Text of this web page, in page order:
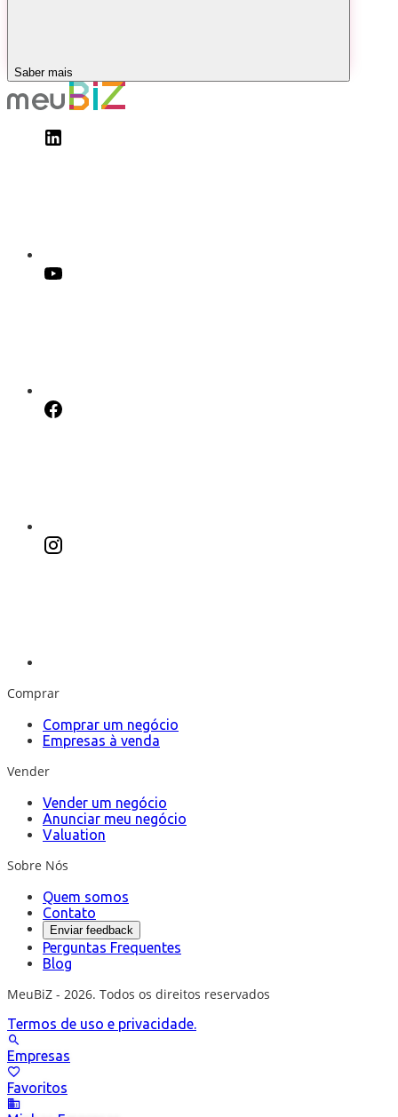
Saber mais
Comprar
Comprar um negócio
Empresas à venda
Vender
Vender um negócio
Anunciar meu negócio
Valuation
Sobre Nós
Quem somos
Contato
Enviar feedback
Perguntas Frequentes
Blog
MeuBiZ - 2026. Todos os direitos reservados
Termos de uso e privacidade.
Empresas
Favoritos